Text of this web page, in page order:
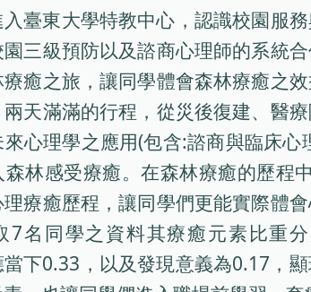
臺東大學特教中心，認識校園服
三級預防以及諮商心理師的系統
癒之旅，讓同學體會森林療癒之
天滿滿的行程，從災後復建、醫
心理學之應用(包含:諮商與臨床
林感受療癒。在森林療癒的歷程
療癒歷程，讓同學們更能實際體
7名同學之資料其療癒元素比重
下0.33，以及發現意義為0.17，